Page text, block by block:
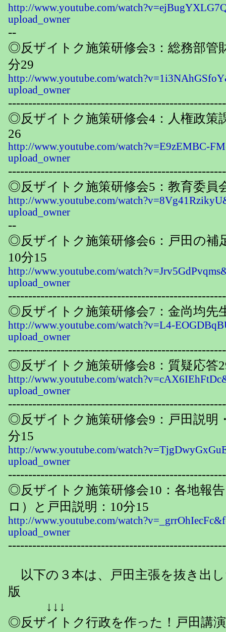
http://www.youtube.com/
upload_owner
--
◎反ザイトク施策研修会3：総務部管
分29
http://www.youtube.com/
upload_owner
◎反ザイトク施策研修会4：人権政策
26
http://www.youtube.com/watch?v=E9zEMBC-
upload_owner
◎反ザイトク施策研修会5：教育委員
http://www.youtube.com/
upload_owner
--
◎反ザイトク施策研修会6：戸田の補
10分15
http://www.youtube.com/
upload_owner
◎反ザイトク施策研修会7：金尚均先
http://www.youtube.com/watch?v=L4-
upload_owner
◎反ザイトク施策研修会8：質疑応答
http://www.youtube.com/
upload_owner
◎反ザイトク施策研修会9：戸田説明
分15
http://www.youtube.com/
upload_owner
◎反ザイトク施策研修会10：各地報
ロ）と戸田説明：10分15
http://www.youtube.com/
upload_owner
以下の３本は、戸田主張を抜き出
版
↓↓↓
◎反ザイトク行政を作った！戸田講